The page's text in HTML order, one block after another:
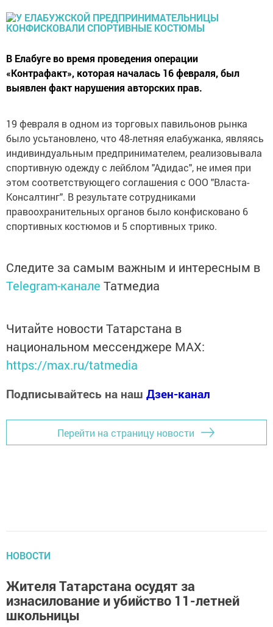
В Елабуге во время проведения операции
«Контрафакт», которая началась 16 февраля, был
выявлен факт нарушения авторских прав.
19 февраля в одном из торговых павильонов рынка
было усьтановлено, что 48-летняя елабужанка, являясь
индивиндуальным предпринимателем, реализовывала
спортивную одежду с лейблом "Адидас", не имея при
этом соответствующего соглашения с ООО "Власта-
Консалтинг". В результате сотрудниками
правоохранительных органов было конфисковано 6
спортивных костюмов и 5 спортивных трико.
Следите за самым важным и интересным в
Telegram-канале Татмедиа
Читайте новости Татарстана в
национальном мессенджере MАХ:
https://max.ru/tatmedia
Подписывайтесь на наш Дзен-канал
Перейти на страницу новости
НОВОСТИ
Жителя Татарстана осудят за
изнасилование и убийство 11-летней
школьницы